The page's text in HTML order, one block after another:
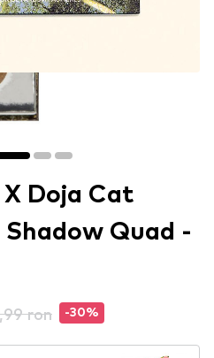
X Doja Cat
Quad -
ron -30%